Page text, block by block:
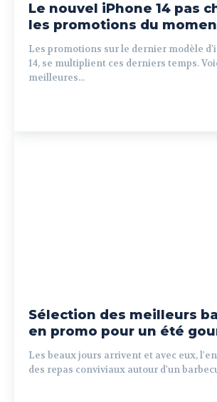
Le nouvel iPhone 14 pas
les promotions du
Les promotions sur le dernier modèle
14, se multiplient ces derniers temps.
meilleures...
Sélection des meilleurs
en promo pour un été
Les beaux jours arrivent et avec eux,
des repas conviviaux autour d'un